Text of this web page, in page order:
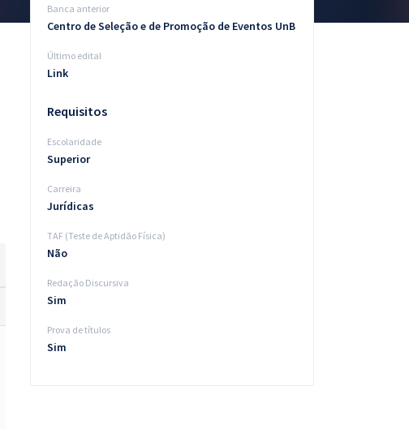
Banca anterior
Centro de Seleção e de Promoção de Eventos UnB
Último edital
Link
Requisitos
Escolaridade
Superior
Carreira
Jurídicas
TAF (Teste de Aptidão Física)
Não
Redação Discursiva
Sim
Prova de títulos
Sim